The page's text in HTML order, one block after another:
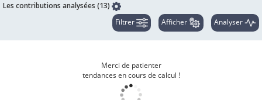
Les contributions analysées (13)
Filtrer
Afficher Analyser
Merci de patienter
tendances en cours de calcul !